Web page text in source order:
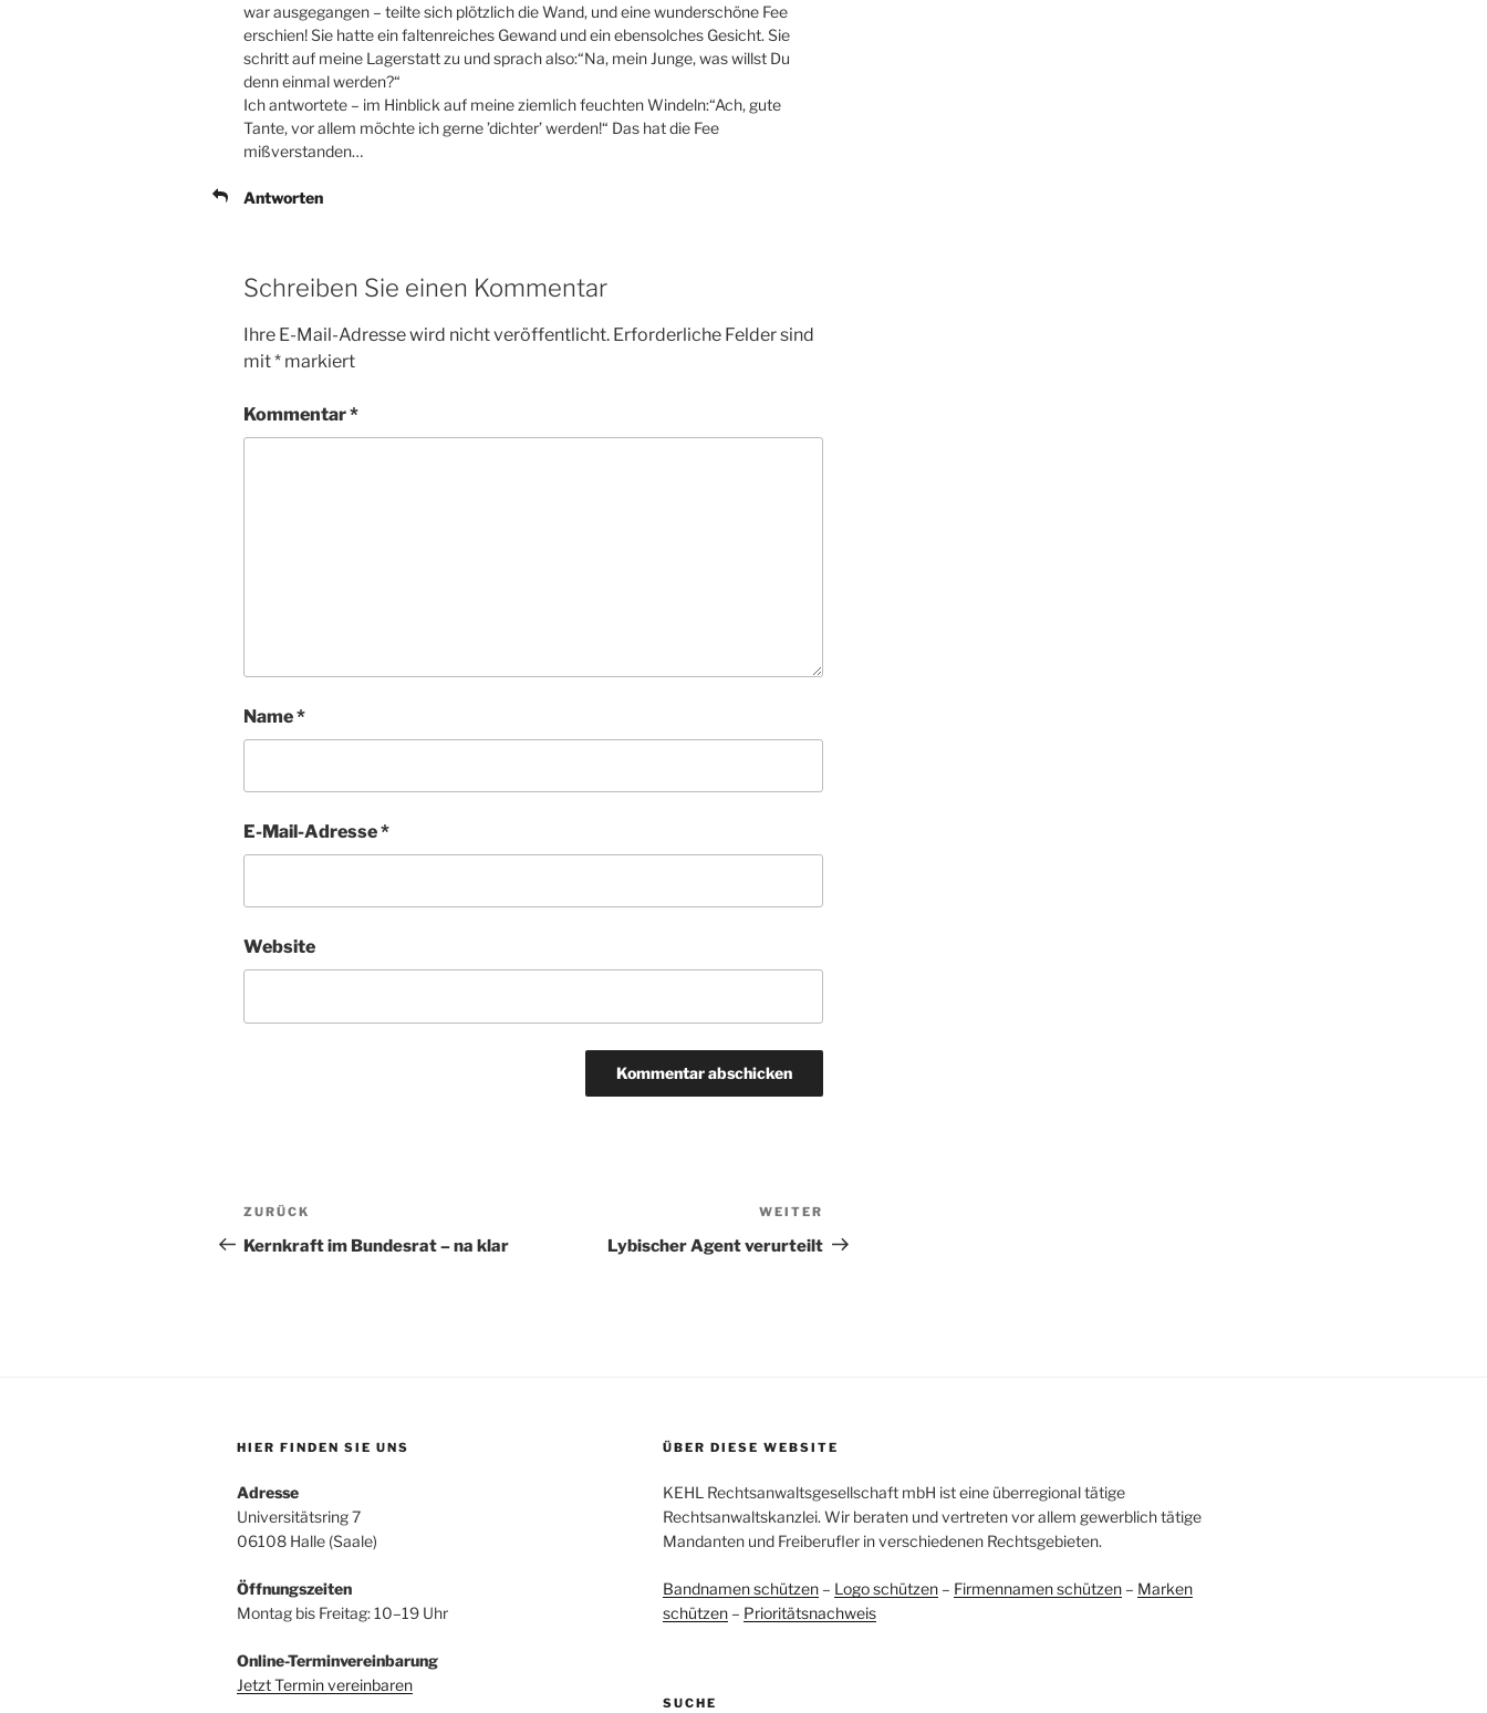
war ausgegangen – teilte sich plötzlich die Wand, und eine wunderschöne Fee
erschien! Sie hatte ein faltenreiches Gewand und ein ebensolches Gesicht. Sie
schritt auf meine Lagerstatt zu und sprach also:“Na, mein Junge, was willst Du
denn einmal werden?“
Ich antwortete – im Hinblick auf meine ziemlich feuchten Windeln:“Ach, gute
Tante, vor allem möchte ich gerne ’dichter’ werden!“ Das hat die Fee
mißverstanden…
Antworten
Schreiben Sie einen Kommentar
Ihre E-Mail-Adresse wird nicht veröffentlicht. Erforderliche Felder sind
mit* markiert
Kommentar*
Name*
E-Mail-Adresse*
Website
Beitragsnavigation
Vorheriger
Beitrag
ZURÜCK
Kernkraft im Bundesrat – na klar
Beitrag
WEITER
Lybischer Agent verurteilt
HIER FINDEN SIE UNS
Adresse
Universitätsring 7
06108 Halle (Saale)
Öffnungszeiten
Montag bis Freitag: 10–19 Uhr
Online-Terminvereinbarung
Jetzt Termin vereinbaren
ÜBER DIESE WEBSITE
KEHL Rechtsanwaltsgesellschaft mbH ist eine überregional tätige
Rechtsanwaltskanzlei. Wir beraten und vertreten vor allem gewerblich tätige
Mandanten und Freiberufler in verschiedenen Rechtsgebieten.
Bandnamen schützen– Logo schützen– Firmennamen schützen– Marken
schützen– Prioritätsnachweis
SUCHE